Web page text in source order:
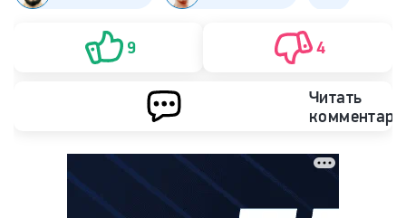
9 4
Читать